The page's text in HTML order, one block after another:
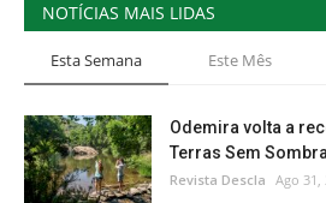
NOTÍCIAS MAIS LIDAS
Esta Semana Este Mês
Odemira volta a
Terras Sem Sombra
Revista Descla Ago 31,